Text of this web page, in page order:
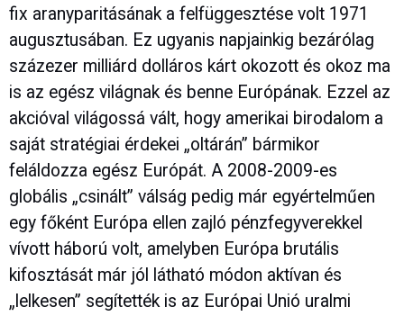
fix aranyparitásának a felfüggesztése volt 1971
augusztusában. Ez ugyanis napjainkig bezárólag
százezer milliárd dolláros kárt okozott és okoz ma
is az egész világnak és benne Európának. Ezzel az
akcióval világossá vált, hogy amerikai birodalom a
saját stratégiai érdekei „oltárán” bármikor
feláldozza egész Európát. A 2008-2009-es
globális „csinált” válság pedig már egyértelműen
egy főként Európa ellen zajló pénzfegyverekkel
vívott háború volt, amelyben Európa brutális
kifosztását már jól látható módon aktívan és
„lelkesen” segítették is az Európai Unió uralmi